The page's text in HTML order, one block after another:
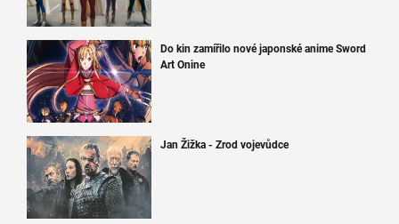
Do kin zamířilo nové japonské anime Sword
Art Onine
Jan Žižka - Zrod vojevůdce